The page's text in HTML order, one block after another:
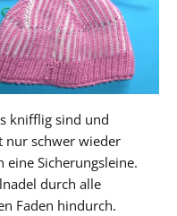
knifflig sind und
nur schwer wieder
Sicherungsleine.
durch alle
Faden hindurch.